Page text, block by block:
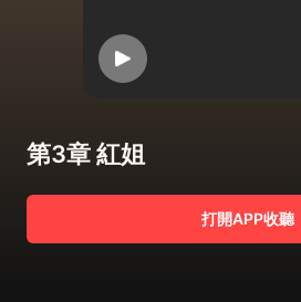
第3章 紅姐
打開APP收聽